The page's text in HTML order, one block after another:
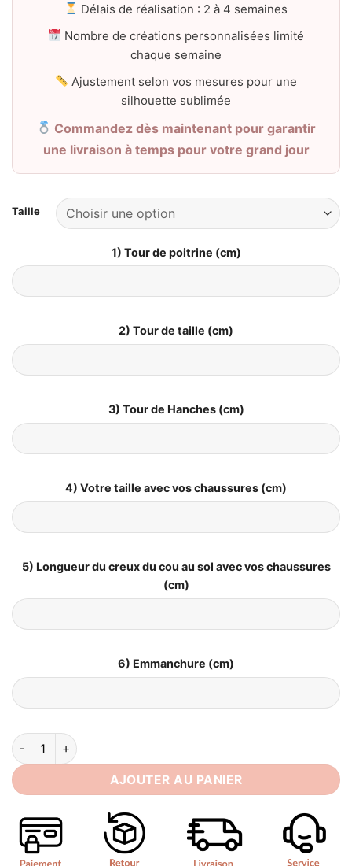
Délais de réalisation : 2 à 4 semaines
Nombre de créations personnalisées limité
chaque semaine
Ajustement selon vos mesures pour une
silhouette sublimée
Commandez dès maintenant pour garantir
une livraison à temps pour votre grand jour
Taille
1) Tour de poitrine (cm)
2) Tour de taille (cm)
3) Tour de Hanches (cm)
4) Votre taille avec vos chaussures (cm)
5) Longueur du creux du cou au sol avec vos chaussures
(cm)
6) Emmanchure (cm)
quantité de Robe de Mariée Sirène Manches Longues
AJOUTER AU PANIER